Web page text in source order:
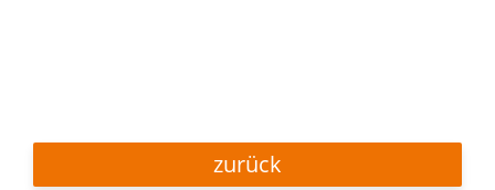
zurück